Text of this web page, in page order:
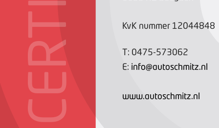
KvK nummer 12044848
T: 0475-573062
E: info@autoschmitz.nl
www.autoschmitz.nl